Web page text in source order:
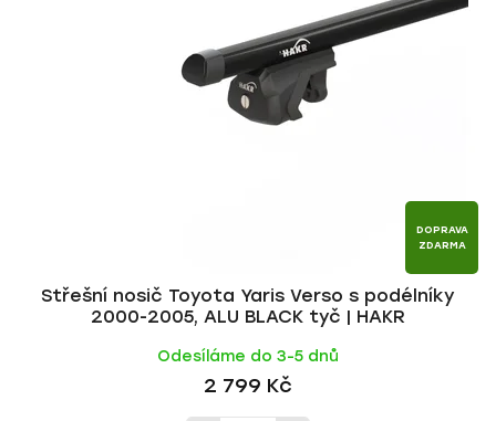
DOPRAVA
ZDARMA
Střešní nosič Toyota Yaris Verso s podélníky
2000-2005, ALU BLACK tyč | HAKR
Odesíláme do 3-5 dnů
2 799 Kč